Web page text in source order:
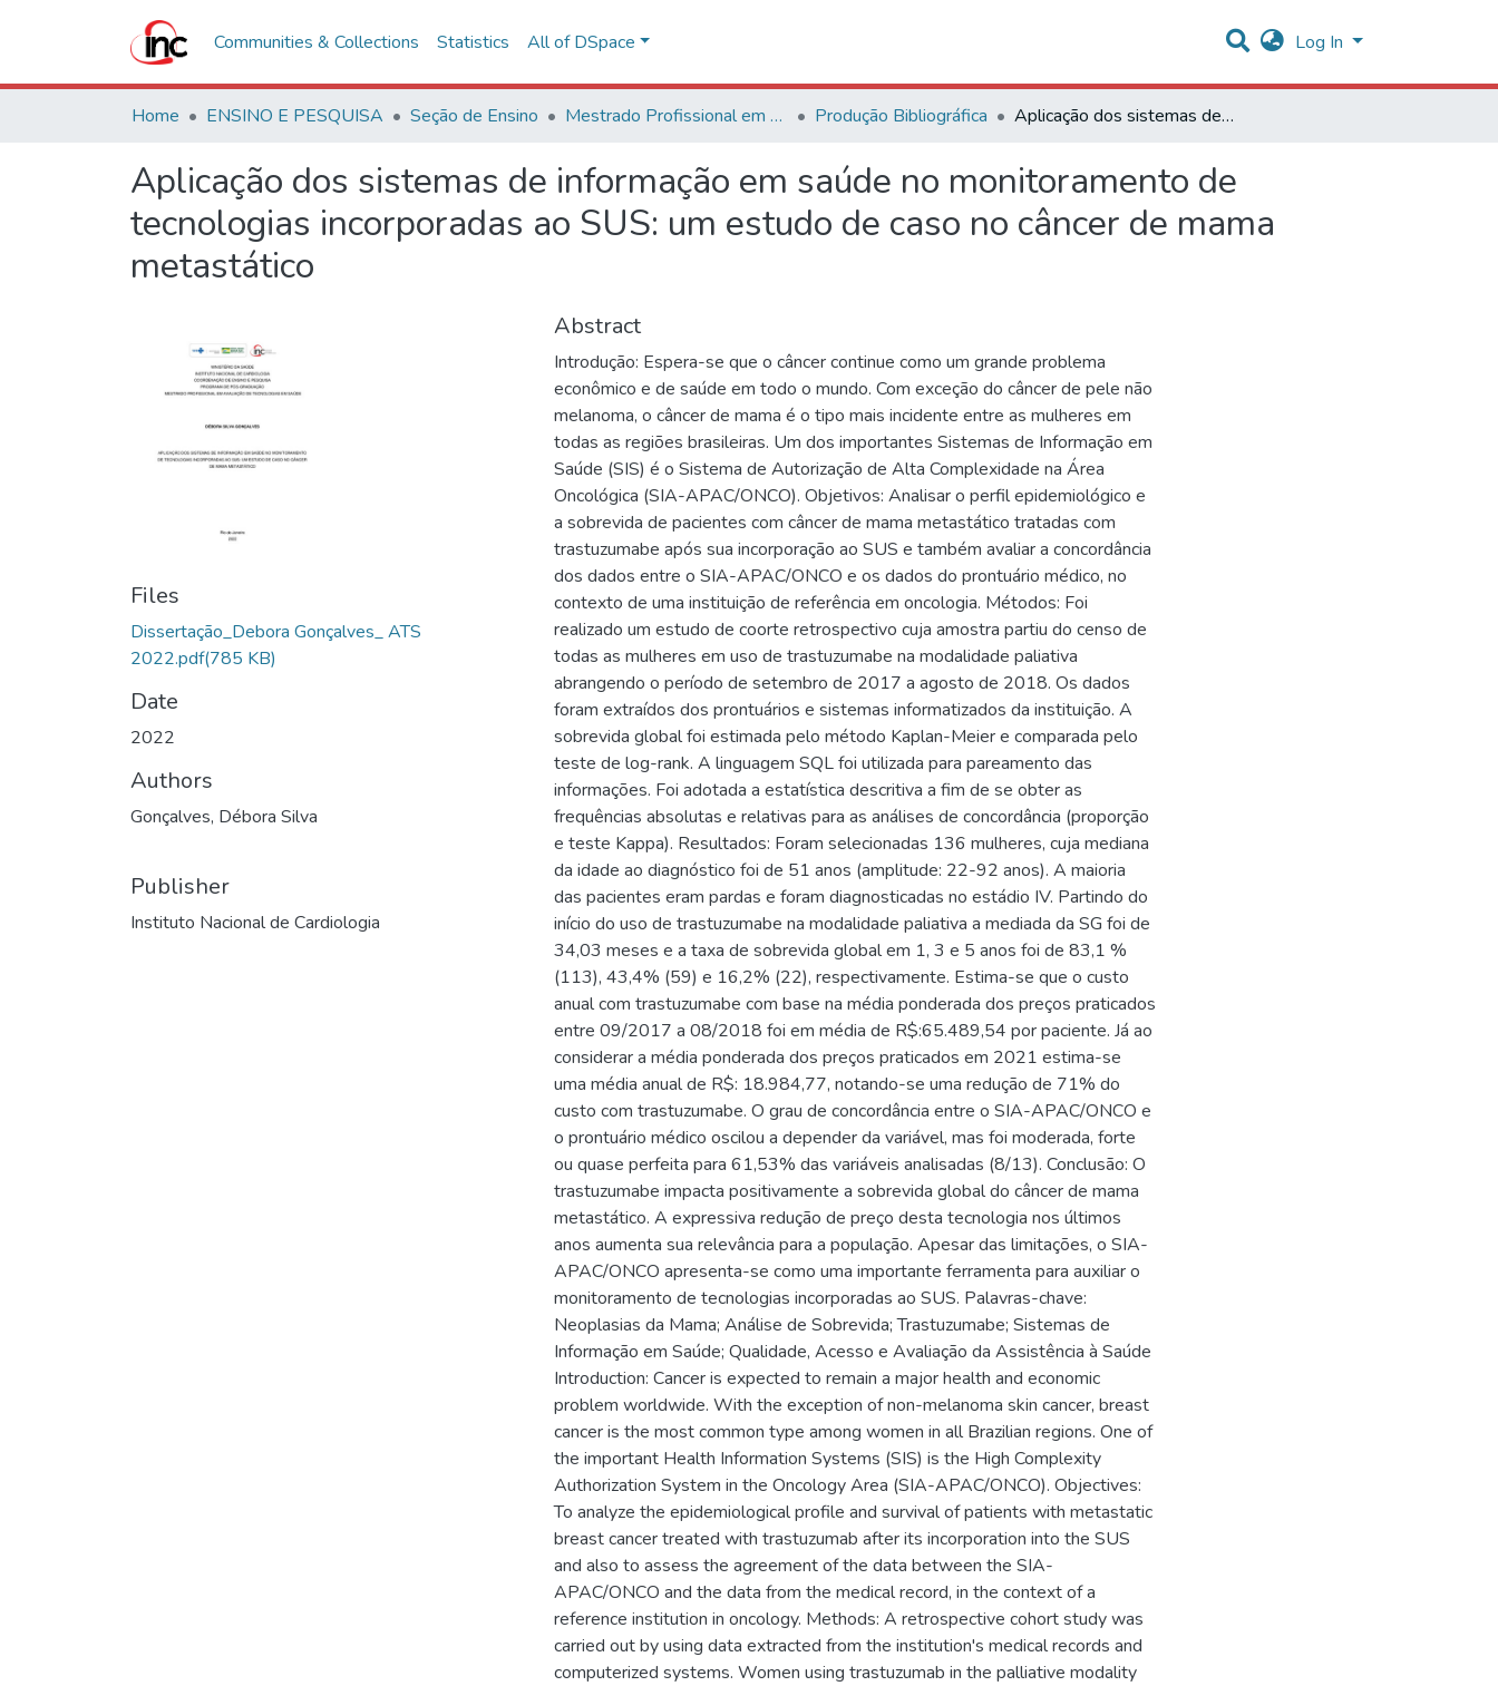
Communities & Collections Statistics All of DSpace Log In
Home ENSINO E PESQUISA Seção de Ensino Mestrado Profissional em Avaliação de Tecnologias em Saúde Produção Bibliográfica Aplicação dos sistemas de informação em saúde no monitoramento de tecnologias incorporadas ao SUS: um estudo de caso no câncer de mama metastático
Aplicação dos sistemas de informação em saúde no monitoramento de
tecnologias incorporadas ao SUS: um estudo de caso no câncer de mama
metastático
Files
Dissertação_Debora Gonçalves_ ATS
2022.pdf(785 KB)
Date
2022
Authors
Gonçalves, Débora Silva
Publisher
Instituto Nacional de Cardiologia
Abstract
Introdução: Espera-se que o câncer continue como um grande problema
econômico e de saúde em todo o mundo. Com exceção do câncer de pele não
melanoma, o câncer de mama é o tipo mais incidente entre as mulheres em
todas as regiões brasileiras. Um dos importantes Sistemas de Informação em
Saúde (SIS) é o Sistema de Autorização de Alta Complexidade na Área
Oncológica (SIA-APAC/ONCO). Objetivos: Analisar o perfil epidemiológico e
a sobrevida de pacientes com câncer de mama metastático tratadas com
trastuzumabe após sua incorporação ao SUS e também avaliar a concordância
dos dados entre o SIA-APAC/ONCO e os dados do prontuário médico, no
contexto de uma instituição de referência em oncologia. Métodos: Foi
realizado um estudo de coorte retrospectivo cuja amostra partiu do censo de
todas as mulheres em uso de trastuzumabe na modalidade paliativa
abrangendo o período de setembro de 2017 a agosto de 2018. Os dados
foram extraídos dos prontuários e sistemas informatizados da instituição. A
sobrevida global foi estimada pelo método Kaplan-Meier e comparada pelo
teste de log-rank. A linguagem SQL foi utilizada para pareamento das
informações. Foi adotada a estatística descritiva a fim de se obter as
frequências absolutas e relativas para as análises de concordância (proporção
e teste Kappa). Resultados: Foram selecionadas 136 mulheres, cuja mediana
da idade ao diagnóstico foi de 51 anos (amplitude: 22-92 anos). A maioria
das pacientes eram pardas e foram diagnosticadas no estádio IV. Partindo do
início do uso de trastuzumabe na modalidade paliativa a mediada da SG foi de
34,03 meses e a taxa de sobrevida global em 1, 3 e 5 anos foi de 83,1 %
(113), 43,4% (59) e 16,2% (22), respectivamente. Estima-se que o custo
anual com trastuzumabe com base na média ponderada dos preços praticados
entre 09/2017 a 08/2018 foi em média de R$:65.489,54 por paciente. Já ao
considerar a média ponderada dos preços praticados em 2021 estima-se
uma média anual de R$: 18.984,77, notando-se uma redução de 71% do
custo com trastuzumabe. O grau de concordância entre o SIA-APAC/ONCO e
o prontuário médico oscilou a depender da variável, mas foi moderada, forte
ou quase perfeita para 61,53% das variáveis analisadas (8/13). Conclusão: O
trastuzumabe impacta positivamente a sobrevida global do câncer de mama
metastático. A expressiva redução de preço desta tecnologia nos últimos
anos aumenta sua relevância para a população. Apesar das limitações, o SIA-
APAC/ONCO apresenta-se como uma importante ferramenta para auxiliar o
monitoramento de tecnologias incorporadas ao SUS. Palavras-chave:
Neoplasias da Mama; Análise de Sobrevida; Trastuzumabe; Sistemas de
Informação em Saúde; Qualidade, Acesso e Avaliação da Assistência à Saúde
Introduction: Cancer is expected to remain a major health and economic
problem worldwide. With the exception of non-melanoma skin cancer, breast
cancer is the most common type among women in all Brazilian regions. One of
the important Health Information Systems (SIS) is the High Complexity
Authorization System in the Oncology Area (SIA-APAC/ONCO). Objectives:
To analyze the epidemiological profile and survival of patients with metastatic
breast cancer treated with trastuzumab after its incorporation into the SUS
and also to assess the agreement of the data between the SIA-
APAC/ONCO and the data from the medical record, in the context of a
reference institution in oncology. Methods: A retrospective cohort study was
carried out by using data extracted from the institution's medical records and
computerized systems. Women using trastuzumab in the palliative modality